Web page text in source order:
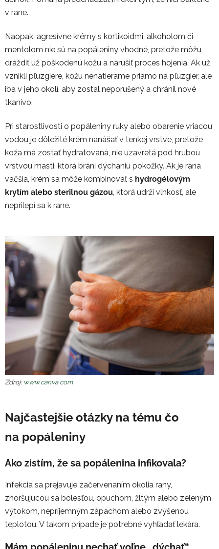
v rane.
Naopak, agresívne krémy s kortikoidmi, alkoholom či
mentolom nie sú na popáleniny vhodné, pretože môžu
dráždiť už poškodenú kožu a narušiť proces hojenia. Ak už
vznikli pľuzgiere, kožu nenatierame priamo na pľuzgier, ale
iba v jeho okolí, aby zostal neporušený a chránil nové
tkanivo.
Pri starostlivosti o popáleniny ruky alebo obarenie vriacou
vodou je dôležité krém nanášať v tenkej vrstve, pretože
koža má zostať hydratovaná, nie uzavretá pod hrubou
vrstvou masti, ktorá bráni dýchaniu pokožky. Ak je rana
väčšia, krém sa môže kombinovať s hydrogélovým
krytím alebo sterilnou gázou , ktorá udrží vlhkosť, ale
neprilepí sa k rane.
Zdroj: www.canva.com
Najčastejšie otázky na tému čo
na popáleniny
Ako zistím, že sa popálenina infikovala?
Infekcia sa prejavuje začervenaním okolia rany,
zhoršujúcou sa bolesťou, opuchom, žltým alebo zeleným
výtokom, nepríjemným zápachom alebo zvýšenou
teplotou. V takom prípade je potrebné vyhľadať lekára.